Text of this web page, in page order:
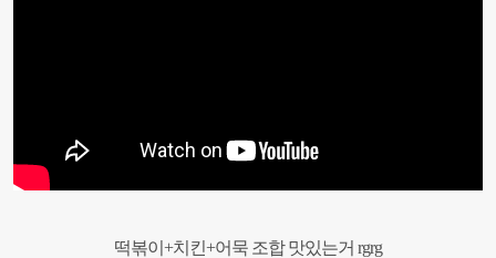
떡볶이 +치킨 +어묵 조합 맛있는거 rgrg